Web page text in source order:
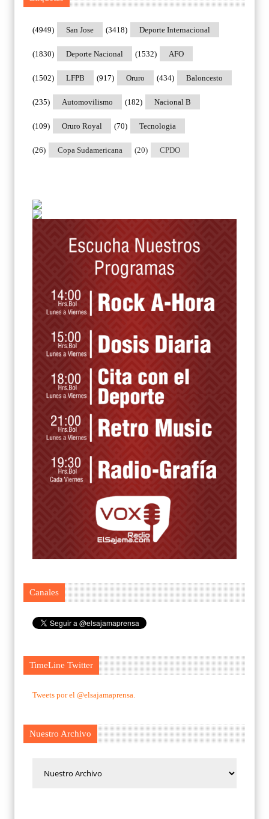
San Jose
(4949) Deporte Internacional
(3418)
Deporte Nacional
(1830) AFO
(1532)
LFPB
(1502) Oruro
(917) Baloncesto
(434)
Automovilismo
(235) Nacional B
(182)
Oruro Royal
(109) Tecnologia
(70)
Copa Sudamericana
(26) CPDO
(20)
Canales
TimeLine Twitter
Tweets por el @elsajamaprensa.
Nuestro Archivo